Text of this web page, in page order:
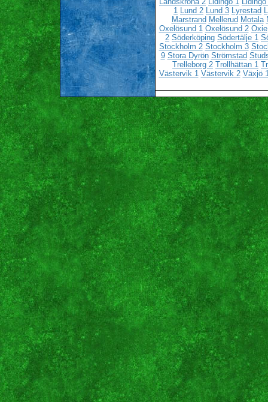
1 Lund 2 Lund 3 Lyrestad
Marstrand Mellerud Motala
Oxelösund 1 Oxelösund 2 Oxie
2 Söderköping Södertälje 1
Stockholm 2 Stockholm 3
9 Stora Dyrön Strömstad
Trelleborg 2 Trollhättan 1
Västervik 1 Västervik 2 Växjö